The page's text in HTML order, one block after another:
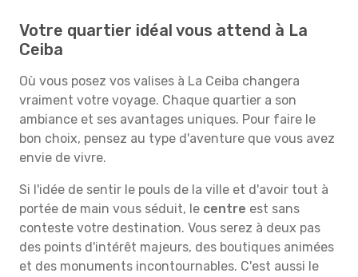
Votre quartier idéal vous attend à La
Ceiba
Où vous posez vos valises à La Ceiba changera
vraiment votre voyage. Chaque quartier a son
ambiance et ses avantages uniques. Pour faire le
bon choix, pensez au type d'aventure que vous avez
envie de vivre.
Si l'idée de sentir le pouls de la ville et d'avoir tout à
portée de main vous séduit, le centre est sans
conteste votre destination. Vous serez à deux pas
des points d'intérêt majeurs, des boutiques animées
et des monuments incontournables. C'est aussi le